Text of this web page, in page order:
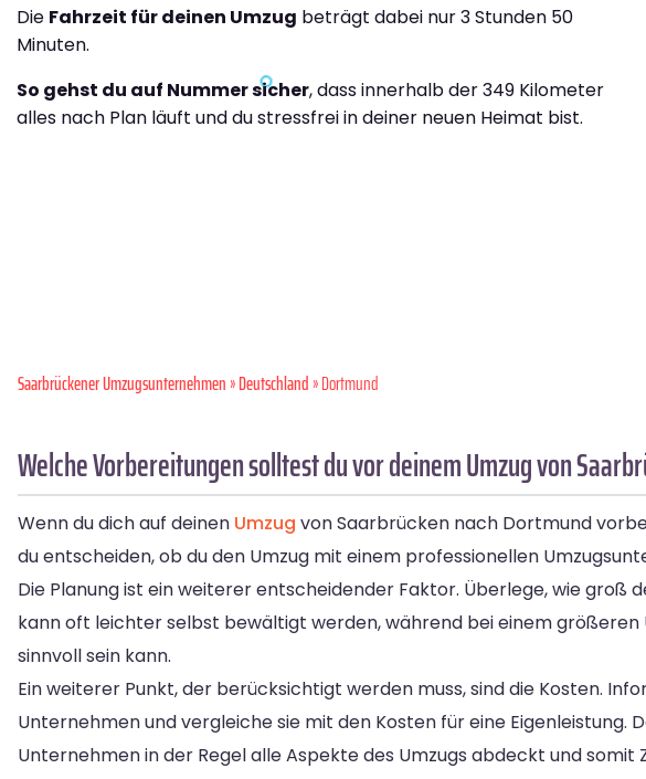
Die Fahrzeit für deinen Umzug beträgt dabei nur 3 Stunden 50
Minuten.
So gehst du auf Nummer sicher, dass innerhalb der 349 Kilometer
alles nach Plan läuft und du stressfrei in deiner neuen Heimat bist.
Saarbrückener Umzugsunternehmen»Deutschland» Dortmund
Welche Vorbereitungen solltest du vor deinem Umzug von
Wenn du dich auf deinen Umzug von Saarbrücken nach Dortmund
du entscheiden, ob du den Umzug mit einem professionellen
Die Planung ist ein weiterer entscheidender Faktor. Überlege, wie groß
kann oft leichter selbst bewältigt werden, während bei einem
sinnvoll sein kann.
Ein weiterer Punkt, der berücksichtigt werden muss, sind die Kosten.
Unternehmen und vergleiche sie mit den Kosten für eine Eigenleistung.
Unternehmen in der Regel alle Aspekte des Umzugs abdeckt und somit